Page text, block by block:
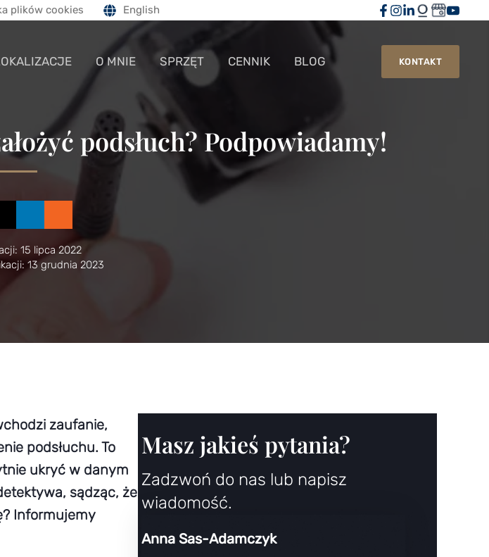
plików cookies English
O MNIE SPRZĘT CENNIK BLOG KONTAKT
podsłuch? Podpowiadamy!
15 lipca 2022
13 grudnia 2023
zaufanie,
podsłuchu. To
ukryć w danym
sądząc, że
Informujemy
Masz jakieś pytania?
Zadzwoń do nas lub napisz
wiadomość.
Anna Sas-Adamczyk